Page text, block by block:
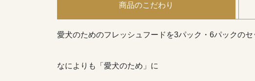
商品のこだわり
愛犬のためのフレッシュフードを3パック・6パックの
なによりも「愛犬のため」に